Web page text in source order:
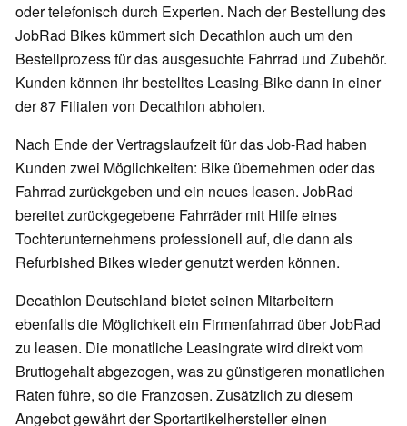
oder telefonisch durch Experten. Nach der Bestellung des
JobRad Bikes kümmert sich Decathlon auch um den
Bestellprozess für das ausgesuchte Fahrrad und Zubehör.
Kunden können ihr bestelltes Leasing-Bike dann in einer
der 87 Filialen von Decathlon abholen.
Nach Ende der Vertragslaufzeit für das Job-Rad haben
Kunden zwei Möglichkeiten: Bike übernehmen oder das
Fahrrad zurückgeben und ein neues leasen. JobRad
bereitet zurückgegebene Fahrräder mit Hilfe eines
Tochterunternehmens professionell auf, die dann als
Refurbished Bikes wieder genutzt werden können.
Decathlon Deutschland bietet seinen Mitarbeitern
ebenfalls die Möglichkeit ein Firmenfahrrad über JobRad
zu leasen. Die monatliche Leasingrate wird direkt vom
Bruttogehalt abgezogen, was zu günstigeren monatlichen
Raten führe, so die Franzosen. Zusätzlich zu diesem
Angebot gewährt der Sportartikelhersteller einen